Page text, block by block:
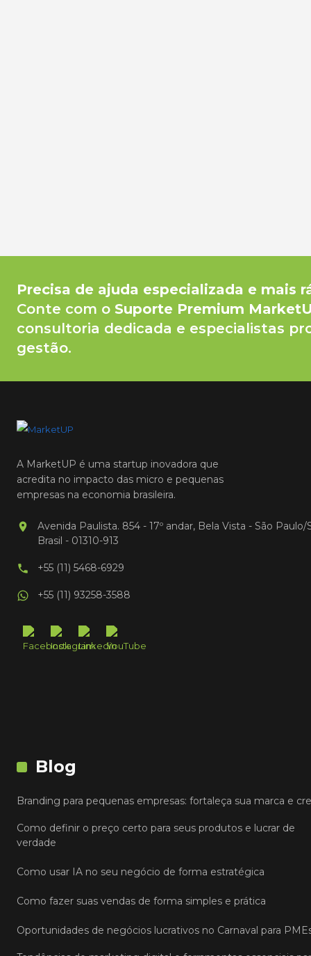
Precisa de ajuda especializada e mais
Conte com o Suporte Premium
consultoria dedicada e especialistas
gestão.
A MarketUP é uma startup inovadora que
acredita no impacto das micro e pequenas
empresas na economia brasileira.
Avenida Paulista. 854 - 17º andar, Bela Vista - São Paulo/
Brasil - 01310-913
+55 (11) 5468-6929
+55 (11) 93258-3588
Blog
Branding para pequenas empresas: fortaleça sua marca e
Como definir o preço certo para seus produtos e lucrar de
verdade
Como usar IA no seu negócio de forma estratégica
Como fazer suas vendas de forma simples e prática
Oportunidades de negócios lucrativos no Carnaval para